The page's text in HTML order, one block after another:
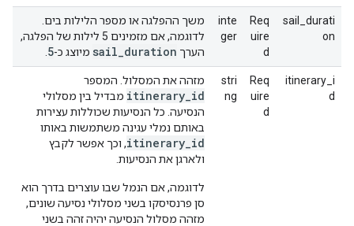
sail_durati
on
Req
uire
d
inte
ger
משך ההפלגה או מספר הלילות בים.
לדוגמה, אם מזמינים 5 לילות של הפלגה,
הערך
sail duration מיוצג כ-5
itinerary_i
d
Req
uire
d
stri
ng
מזהה את המסלול. המספר
itinerary id
מבדיל בין מסלולי
הנסיעה. כל הנסיעות שכוללות עצירות
באותם נמלי עגינה משתמשות באותו
itinerary id
, וכך אפשר לקבץ
ולארגן את הנסיעות.
לדוגמה, אם הנמל שבו עוצרים בדרך הוא
סן פרנסיסקו בשני מסלולי נסיעה שונים,
מזהה מסלול הנסיעה יהיה זהה בשני